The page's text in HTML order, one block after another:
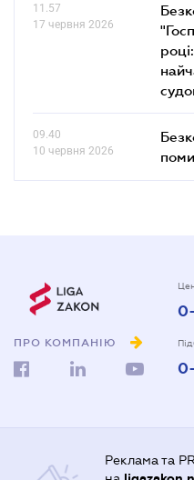
11.57
17 червня 2026
09.40
10 червня 2026
ПРО КОМПАНІЮ
Реклама та PR